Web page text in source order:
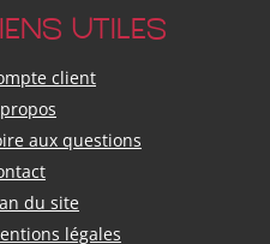
UTILES
client
aux questions
du site
légales